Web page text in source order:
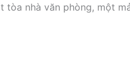
tòa nhà văn phòng, một